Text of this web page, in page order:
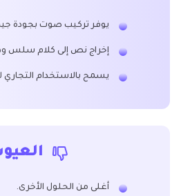
يوفر تركيب صوت بجودة
إخراج نص إلى كلام سلس
يسمح بالاستخدام التجاري
أغلى من الحلول الأخرى.